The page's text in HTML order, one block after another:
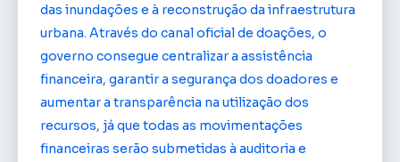
das inundações e à reconstrução da infraestrutura
urbana. Através do canal oficial de doações, o
governo consegue centralizar a assistência
financeira, garantir a segurança dos doadores e
aumentar a transparência na utilização dos
recursos, já que todas as movimentações
financeiras serão submetidas à auditoria e